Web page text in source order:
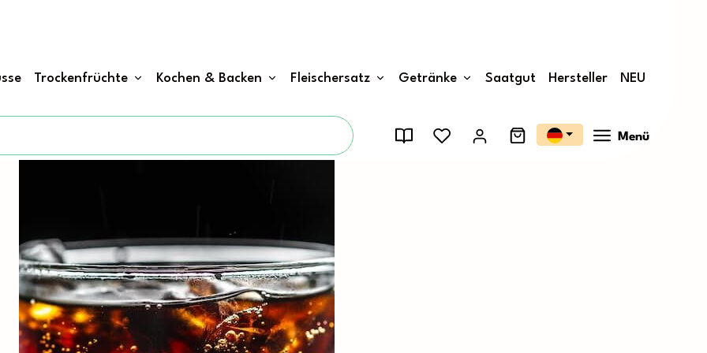
Trockenfrüchte Kochen & Backen Fleischersatz Getränke Saatgut Hersteller NEU
Menü